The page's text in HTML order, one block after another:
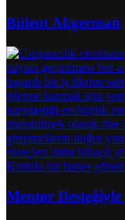
Bülent Akgerman
Mentor